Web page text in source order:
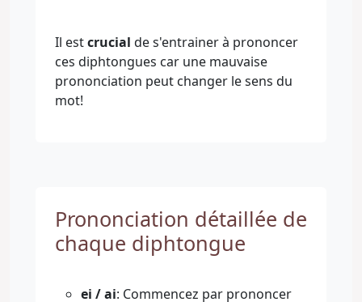
Il estcrucial de s'entrainer à prononcer
ces diphtongues car une mauvaise
prononciation peut changer le sens du
mot!
Prononciation détaillée de
chaque diphtongue
ei / ai: Commencez par prononcer